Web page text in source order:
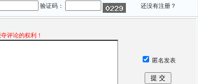
验证码： 还没有注册？
评论的权利！
匿名发表